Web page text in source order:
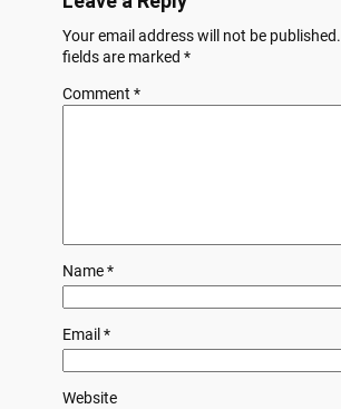
Your email address will not be published.
fields are marked *
Comment *
Name*
Email *
Website